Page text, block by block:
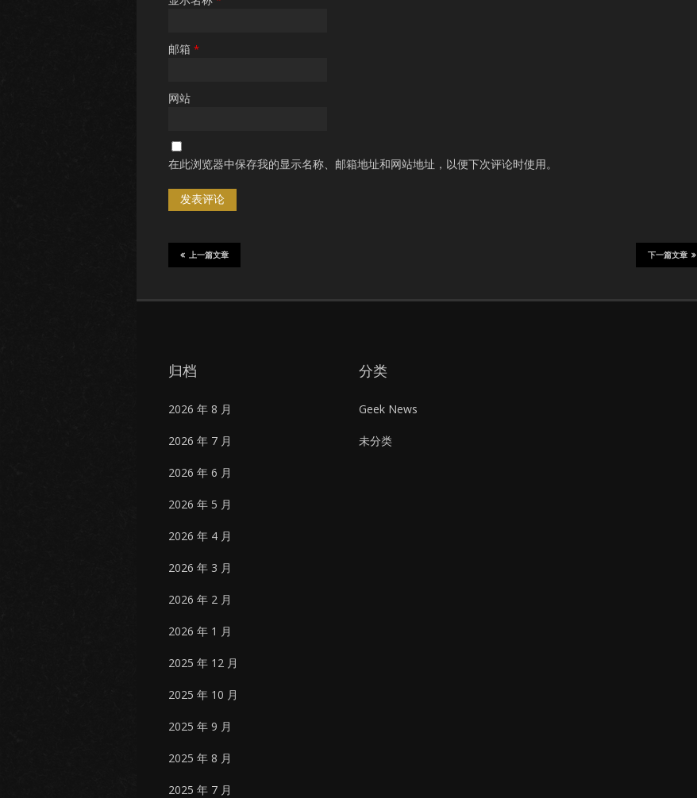
邮箱 *
网站
在此浏览器中保存我的显示名称、邮箱地址和网站地址，以便下次评论时使用。
下一篇文章
上一篇文章
归档
2026 年 8 月
2026 年 7 月
2026 年 6 月
2026 年 5 月
2026 年 4 月
2026 年 3 月
2026 年 2 月
2026 年 1 月
2025 年 12 月
2025 年 10 月
2025 年 9 月
2025 年 8 月
2025 年 7 月
分类
Geek News
未分类